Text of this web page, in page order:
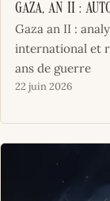
Gaza, an II :
Gaza an II :
international et
ans de guerre
22 juin 2026